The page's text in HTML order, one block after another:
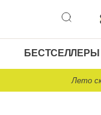
БЕСТСЕЛЛЕРЫ
Лето